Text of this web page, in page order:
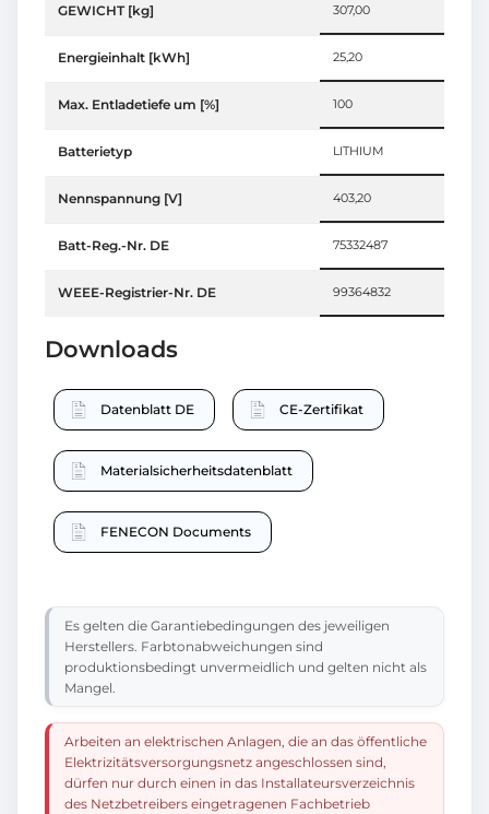
GEWICHT [kg] 307,00
Energieinhalt [kWh] 25,20
Max. Entladetiefe um [%] 100
Batterietyp LITHIUM
Nennspannung [V] 403,20
Batt-Reg.-Nr. DE 75332487
WEEE-Registrier-Nr. DE 99364832
Downloads
Datenblatt DE CE-Zertifikat
Materialsicherheitsdatenblatt
FENECON Documents
Es gelten die Garantiebedingungen des jeweiligen
Herstellers. Farbtonabweichungen sind
produktionsbedingt unvermeidlich und gelten nicht als
Mangel.
Arbeiten an elektrischen Anlagen, die an das öffentliche
Elektrizitätsversorgungsnetz angeschlossen sind,
dürfen nur durch einen in das Installateursverzeichnis
des Netzbetreibers eingetragenen Fachbetrieb